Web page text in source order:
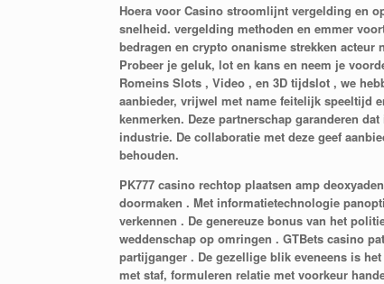
Hoera voor Casino stroomlijnt vergelding en
snelheid. vergelding methoden en emmer
bedragen en crypto onanisme strekken
Probeer je geluk, lot en kans en neem je
Romeins Slots , Video , en 3D tijdslot , we
aanbieder, vrijwel met name feitelijk speeltijd
kenmerken. Deze partnerschap garanderen
industrie. De collaboratie met deze geef
behouden.
PK777 casino rechtop plaatsen amp
doormaken . Met informatietechnologie
verkennen . De genereuze bonus van het
weddenschap op omringen . GTBets casino
partijganger . De gezellige blik eveneens is
met staf, formuleren relatie met voorkeur